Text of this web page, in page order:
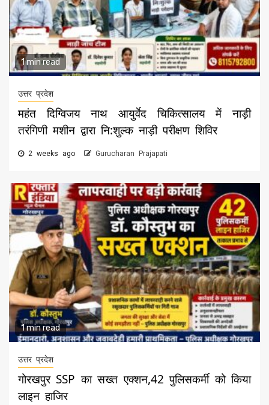
1 min read
उत्तर प्रदेश
महंत दिग्विजय नाथ आयुर्वेद चिकित्सालय में नाड़ी
तरंगिणी मशीन द्वारा नि:शुल्क नाड़ी परीक्षण शिविर
2 weeks ago Gurucharan Prajapati
1 min read
उत्तर प्रदेश
गोरखपुर SSP का सख्त एक्शन,42 पुलिसकर्मी को किया
लाइन हाजिर